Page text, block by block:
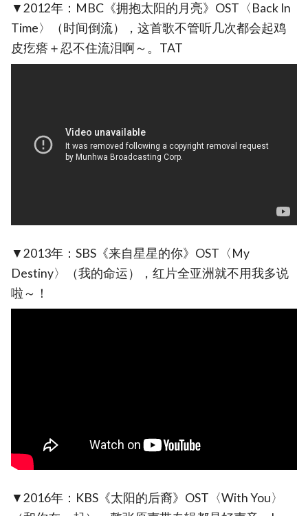
▼2012年：MBC《拥抱太阳的月亮》OST〈Back In
Time〉（时间倒流），这首歌不管听几次都会起鸡
皮疙瘩＋忍不住流泪啊～。TAT
▼2013年：SBS《来自星星的你》OST〈My
Destiny〉（我的命运），红片全亚洲就不用我多说
啦～！
▼2016年：KBS《太阳的后裔》OST〈With You〉